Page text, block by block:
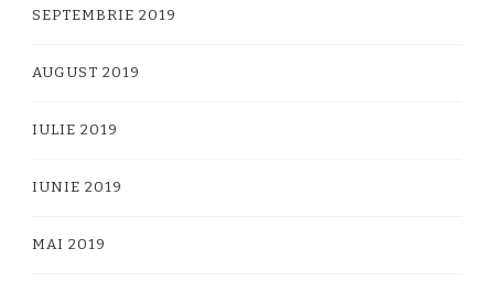
SEPTEMBRIE 2019
AUGUST 2019
IULIE 2019
IUNIE 2019
MAI 2019